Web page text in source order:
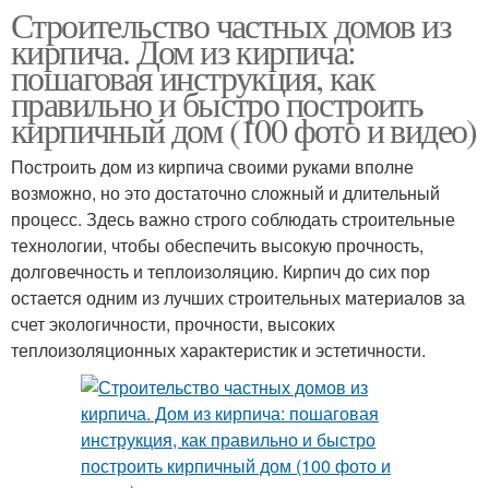
Строительство частных домов из
кирпича. Дом из кирпича:
пошаговая инструкция, как
правильно и быстро построить
кирпичный дом (100 фото и видео)
Построить дом из кирпича своими руками вполне
возможно, но это достаточно сложный и длительный
процесс. Здесь важно строго соблюдать строительные
технологии, чтобы обеспечить высокую прочность,
долговечность и теплоизоляцию. Кирпич до сих пор
остается одним из лучших строительных материалов за
счет экологичности, прочности, высоких
теплоизоляционных характеристик и эстетичности.